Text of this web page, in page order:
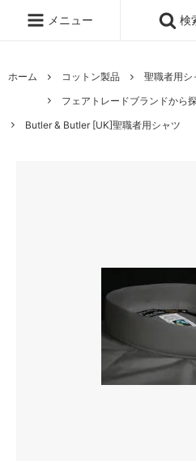
メニュー 検
ホーム コットン製品
聖職者用シ
フェアトレードブランドから
Butler & Butler [UK]聖職者用シャツ